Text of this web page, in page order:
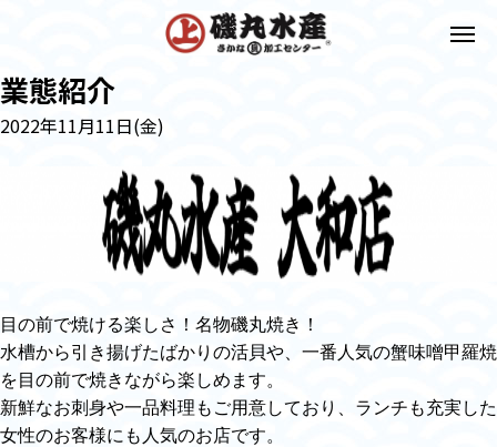
業態紹介
2022年11月11日(金)
目の前で焼ける楽しさ！名物磯丸焼き！
水槽から引き揚げたばかりの活貝や、一番人気の蟹味噌甲羅焼
を目の前で焼きながら楽しめます。
新鮮なお刺身や一品料理もご用意しており、ランチも充実した
女性のお客様にも人気のお店です。